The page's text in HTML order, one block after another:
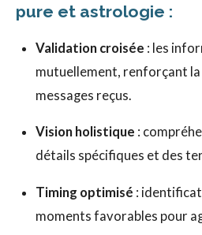
pure et astrologie :
Validation croisée : les
mutuellement, renforçant la
messages reçus.
Vision holistique :
détails spécifiques et des
Timing optimisé :
moments favorables pour